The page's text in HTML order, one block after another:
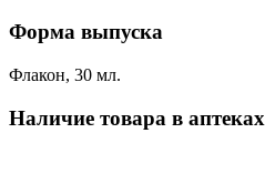
Форма выпуска
Флакон, 30 мл.
Наличие товара в аптеках